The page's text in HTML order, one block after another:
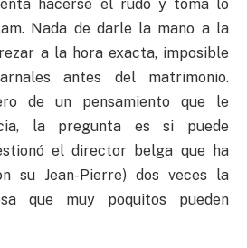
hacerse el rudo y toma lo
Nada de darle la mano a la
a la hora exacta, imposible
antes del matrimonio.
de un pensamiento que le
la pregunta es si puede
el director belga que ha
su Jean-Pierre) dos veces la
que muy poquitos pueden